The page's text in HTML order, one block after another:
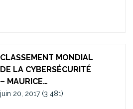
CLASSEMENT MONDIAL
DE LA CYBERSÉCURITÉ
– MAURICE…
juin 20, 2017 (3 481)